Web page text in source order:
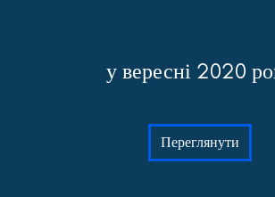
у вересні 2020
Переглянути